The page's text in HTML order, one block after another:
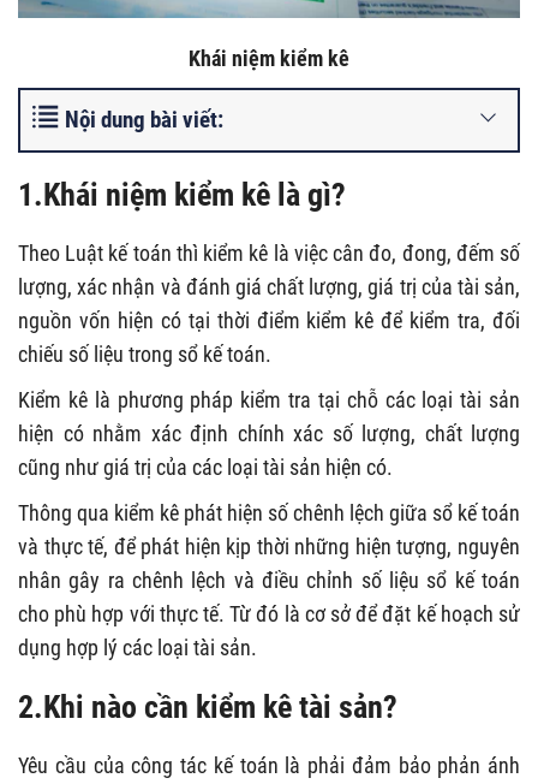
Khái niệm kiểm kê
Nội dung bài viết:
1.Khái niệm kiểm kê là gì?
Theo Luật kế toán thì kiểm kê là việc cân đo, đong, đếm số
lượng, xác nhận và đánh giá chất lượng, giá trị của tài sản,
nguồn vốn hiện có tại thời điểm kiểm kê để kiểm tra, đối
chiếu số liệu trong sổ kế toán.
Kiểm kê là phương pháp kiểm tra tại chỗ các loại tài sản
hiện có nhằm xác định chính xác số lượng, chất lượng
cũng như giá trị của các loại tài sản hiện có.
Thông qua kiểm kê phát hiện số chênh lệch giữa sổ kế toán
và thực tế, để phát hiện kịp thời những hiện tượng, nguyên
nhân gây ra chênh lệch và điều chỉnh số liệu sổ kế toán
cho phù hợp với thực tế. Từ đó là cơ sở để đặt kế hoạch sử
dụng hợp lý các loại tài sản.
2.Khi nào cần kiểm kê tài sản?
Yêu cầu của công tác kế toán là phải đảm bảo phản ánh